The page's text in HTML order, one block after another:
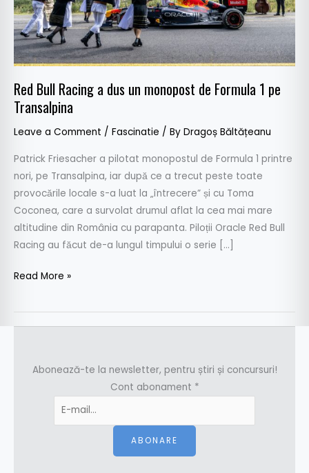
Red Bull Racing a dus un monopost de Formula 1 pe
Transalpina
Leave a Comment / Fascinatie / By Dragoș Băltățeanu
Patrick Friesacher a pilotat monopostul de Formula 1 printre
nori, pe Transalpina, iar după ce a trecut peste toate
provocările locale s-a luat la „întrecere” și cu Toma
Coconea, care a survolat drumul aflat la cea mai mare
altitudine din România cu parapanta. Piloții Oracle Red Bull
Racing au făcut de-a lungul timpului o serie […]
de
Formula
1
pe
Read More »
Abonează-te la newsletter, pentru știri și concursuri!
Cont abonament *
ABONARE